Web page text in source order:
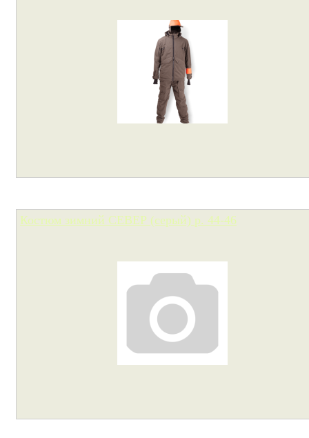
Костюм зимний СЕВЕР (серый) р. 44-46